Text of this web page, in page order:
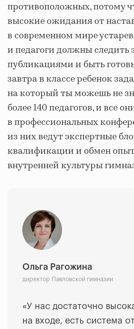
противоположных, потому
высокие ожидания от
в современном мире
и педагоги должны
публикациями и быть
завтра в классе ребенок
на который ты можешь не
более 140 педагогов, и все
в профессиональных
из них ведут экспертные
квалификации и обмен
внутренней культуры
Ольга Рагожина
директор Павловской гимназии
«У нас достаточно
на входе, есть система